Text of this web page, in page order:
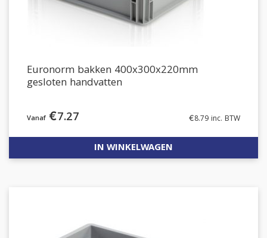
Euronorm bakken 400x300x220mm
gesloten handvatten
€7.27 €8.79 inc. BTW
IN WINKELWAGEN